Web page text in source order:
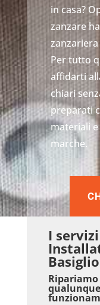
in casa?
zanzare
Per tutto
affidarti
chiari
preparati
materiali
marche.
I